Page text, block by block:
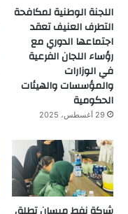
اللجنة الوطنية لمكافحة
التطرف العنيف تعقد
اجتماعها الدوري مع
رؤساء اللجان الفرعية
في الوزارات
والمؤسسات والهيئات
الحكومية
29 أغسطس، 2025